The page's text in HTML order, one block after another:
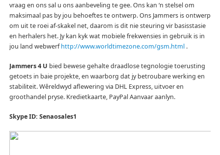
vraag en ons sal u ons aanbeveling te gee.Ons kan ‘n stelsel om
maksimaal pas by jou behoeftes te ontwerp.Ons Jammers is ontwerp
om uit te roei af-skakel net, daarom is dit nie steuring vir basisstasie
en herhalers het. Jy kan kyk wat mobiele frekwensies in gebruik is in
jou land webwerfhttp://www.worldtimezone.com/gsm.html.
Jammers 4 U bied bewese gehalte draadlose tegnologie toerusting
getoets in baie projekte, en waarborg dat jy betroubare werking en
stabiliteit.Wêreldwyd aflewering via DHL Express, uitvoer en
groothandel pryse. Kredietkaarte, PayPal Aanvaar aanlyn.
Skype ID: Senaosales1